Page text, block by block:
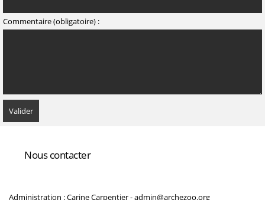
Commentaire (obligatoire) :
Nous contacter
Administration : Carine Carpentier -admin@archezoo.org